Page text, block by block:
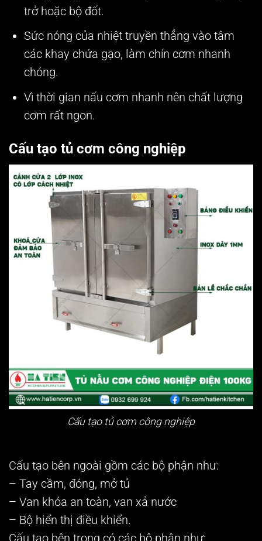
trở hoặc bộ đốt.
Sức nóng của nhiệt truyền thẳng vào tâm
các khay chứa gạo, làm chín cơm nhanh
chóng.
Vì thời gian nấu cơm nhanh nên chất lượng
cơm rất ngon.
Cấu tạo tủ cơm công nghiệp
Cấu tạo tủ cơm công nghiệp
Cấu tạo bên ngoài gồm các bộ phận như:
– Tay cầm, đóng, mở tủ
– Van khóa an toàn, van xả nước
– Bộ hiển thị điều khiển.